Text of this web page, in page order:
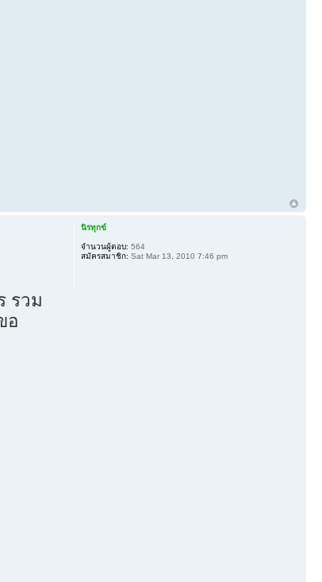
รวม
อ
นิรทุกข์
จำนวนผู้ตอบ: 564
สมัครสมาชิก: Sat Mar 13, 2010 7:46 pm